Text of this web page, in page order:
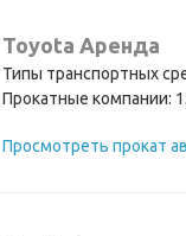
Toyota Аренда
Типы транспортных
Прокатные компании: